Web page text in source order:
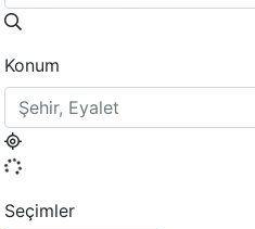
Konum
Seçimler